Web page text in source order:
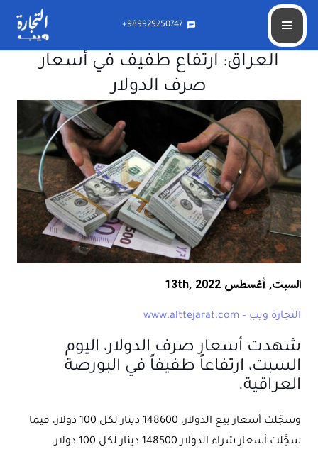
chat
989929250747+
العراق: ارتفاع طفيف في أسعار
صرف الدولار
السبت, أغسطس 13th, 2022
التجارة ويب – www.alttejarat.com
شهدت أسعار صرف الدولار، اليوم
السبت، ارتفاعاً طفيفاً في البورصة
العراقية.
وسجَّلت أسعار بيع الدولار، 148600 دينار لكل 100 دولار، فيما
سجَّلت أسعار شراء الدولار 148500 دينار لكل 100 دولار
.